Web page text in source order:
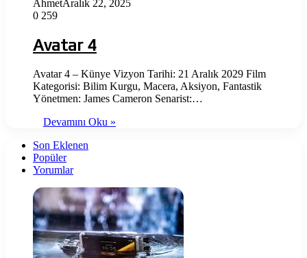
AhmetAralık 22, 2025
0 259
Avatar 4
Avatar 4 – Künye Vizyon Tarihi: 21 Aralık 2029 Film
Kategorisi: Bilim Kurgu, Macera, Aksiyon, Fantastik
Yönetmen: James Cameron Senarist:…
Devamını Oku »
Son Eklenen
Popüler
Yorumlar